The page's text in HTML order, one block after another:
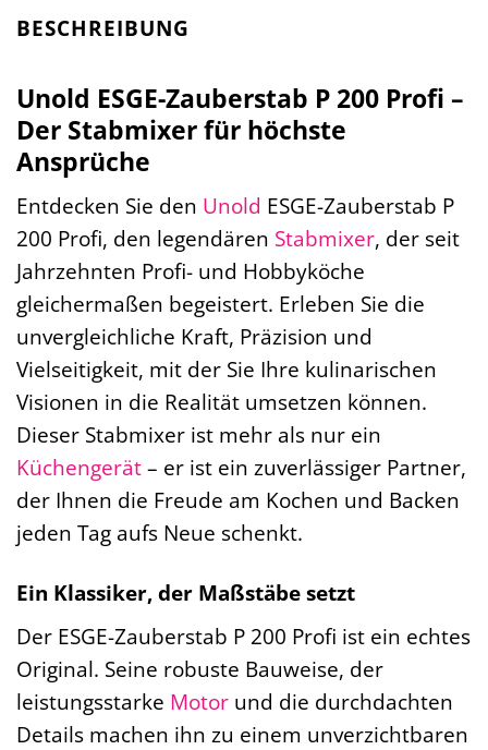
BESCHREIBUNG
Unold ESGE-Zauberstab P 200 Profi –
Der Stabmixer für höchste
Ansprüche
Entdecken Sie den Unold ESGE-Zauberstab P
200 Profi, den legendären Stabmixer, der seit
Jahrzehnten Profi- und Hobbyköche
gleichermaßen begeistert. Erleben Sie die
unvergleichliche Kraft, Präzision und
Vielseitigkeit, mit der Sie Ihre kulinarischen
Visionen in die Realität umsetzen können.
Dieser Stabmixer ist mehr als nur ein
Küchengerät– er ist ein zuverlässiger Partner,
der Ihnen die Freude am Kochen und Backen
jeden Tag aufs Neue schenkt.
Ein Klassiker, der Maßstäbe setzt
Der ESGE-Zauberstab P 200 Profi ist ein echtes
Original. Seine robuste Bauweise, der
leistungsstarke Motor und die durchdachten
Details machen ihn zu einem unverzichtbaren